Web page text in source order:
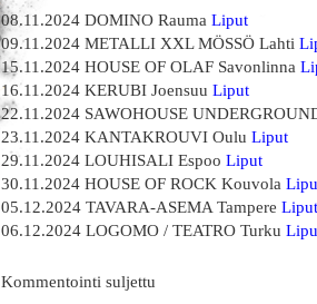
08.11.2024 DOMINO Rauma Liput
09.11.2024 METALLI XXL MÖSSÖ Lahti
15.11.2024 HOUSE OF OLAF Savonlinna
16.11.2024 KERUBI Joensuu Liput
22.11.2024 SAWOHOUSE
23.11.2024 KANTAKROUVI Oulu Liput
29.11.2024 LOUHISALI Espoo Liput
30.11.2024 HOUSE OF ROCK Kouvola
05.12.2024 TAVARA-ASEMA Tampere Liput
06.12.2024 LOGOMO / TEATRO Turku
Kommentointi suljettu